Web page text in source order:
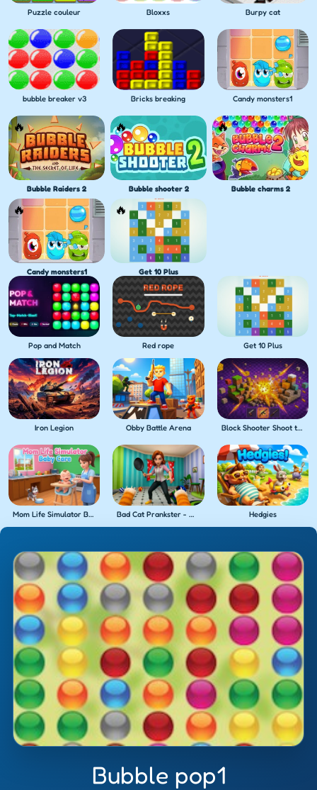
Puzzle couleur Bloxxs Burpy cat
bubble breaker v3 Bricks breaking Candy monsters1
Bubble pop1
Bubble Raiders 2 Bubble shooter 2 Bubble charms 2
Candy monsters1 Get 10 Plus
Pop and Match Red rope Get 10 Plus
Iron Legion Obby Battle Arena Block Shooter Shoot the Blocks!
Mom Life Simulator Baby Care Bad Cat Prankster - Mom's Return Hedgies